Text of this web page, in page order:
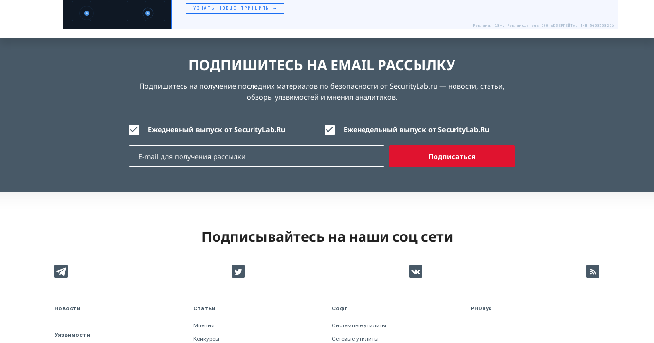
УЗНАТЬ НОВЫЕ ПРИНЦИПЫ →
Реклама. 18+. Рекламодатель ООО «ЮЗЕРГЕЙТ», ИНН 5408308256
ПОДПИШИТЕСЬ НА EMAIL РАССЫЛКУ
Подпишитесь на получение последних материалов по безопасности от SecurityLab.ru — новости, статьи,
обзоры уязвимостей и мнения аналитиков.
Ежедневный выпуск от SecurityLab.Ru Еженедельный выпуск от SecurityLab.Ru
Подписаться
Подписывайтесь на наши соц сети
Новости
Уязвимости
Статьи
Мнения
Конкурсы
Софт
Системные утилиты
Сетевые утилиты
PHDays